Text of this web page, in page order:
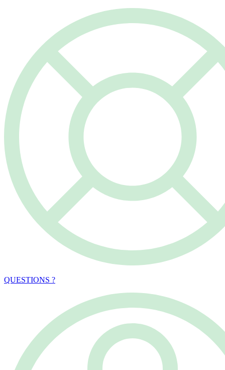
QUESTIONS ?